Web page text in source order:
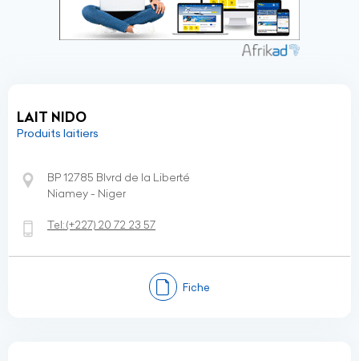
LAIT NIDO
Produits laitiers
BP 12785 Blvrd de la Liberté
Niamey - Niger
Tel:(+227) 20 72 23 57
Fiche